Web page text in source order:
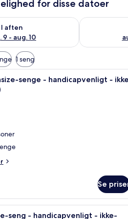
for disse datoer
I aften
9 - aug. 10
for i aften aug. 9 - aug. 10
Tjek
1 seng
Et hotelværelse med sofa, lille
senge - handicapvenligt -
Se
Et hotelværelse med seng,
seng - handicapvenligt - ikke-